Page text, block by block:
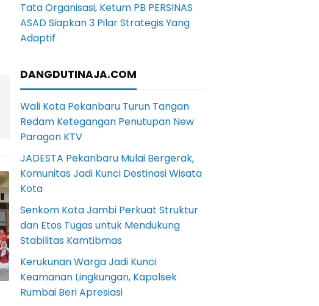
Tata Organisasi, Ketum PB PERSINAS
ASAD Siapkan 3 Pilar Strategis Yang
Adaptif
DANGDUTINAJA.COM
Wali Kota Pekanbaru Turun Tangan
Redam Ketegangan Penutupan New
Paragon KTV
JADESTA Pekanbaru Mulai Bergerak,
Komunitas Jadi Kunci Destinasi Wisata
Kota
Senkom Kota Jambi Perkuat Struktur
dan Etos Tugas untuk Mendukung
Stabilitas Kamtibmas
Kerukunan Warga Jadi Kunci
Keamanan Lingkungan, Kapolsek
Rumbai Beri Apresiasi